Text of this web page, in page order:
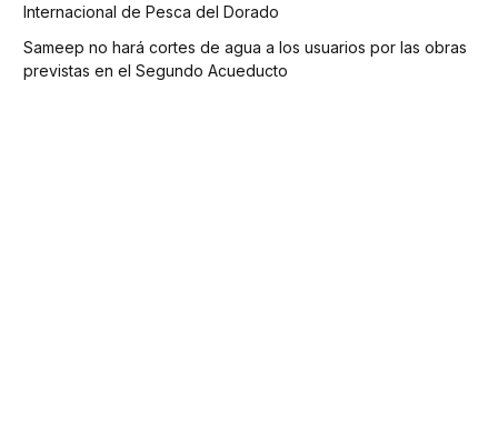
Internacional de Pesca del Dorado
Sameep no hará cortes de agua a los usuarios por las obras
previstas en el Segundo Acueducto